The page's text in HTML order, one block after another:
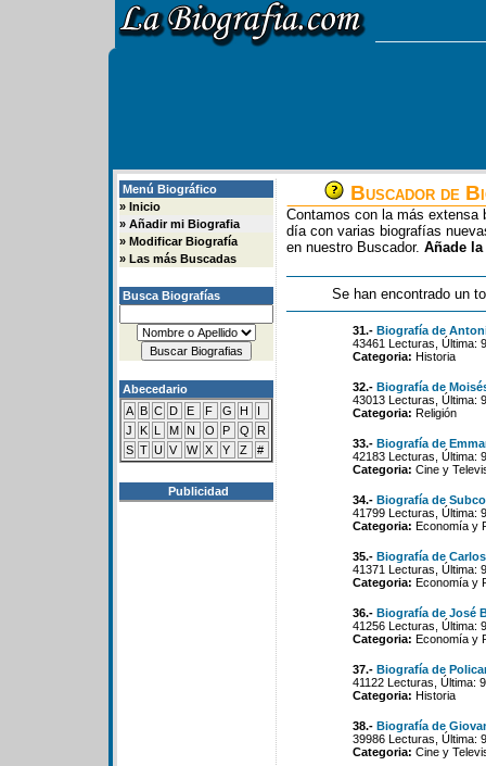
Menú Biográfico
» Inicio
» Añadir mi Biografia
» Modificar Biografía
» Las más Buscadas
Busca Biografías
Abecedario
A B C D E F G H
I
J
K L M N O P Q
R
S T U V W X Y Z #
Publicidad
Buscador de
Contamos con la más extensa
día con varias biografías
en nuestro Buscador. Añade
Se han encontrado un
31.- Biografía de
43461 Lecturas, Última:
Categoria: Historia
32.- Biografía de
43013 Lecturas, Última:
Categoria: Religión
33.- Biografía de
42183 Lecturas, Última:
Categoria: Cine y
34.- Biografía de
41799 Lecturas, Última:
Categoria: Economía y
35.- Biografía de
41371 Lecturas, Última:
Categoria: Economía y
36.- Biografía de José
41256 Lecturas, Última:
Categoria: Economía y
37.- Biografía de
41122 Lecturas, Última:
Categoria: Historia
38.- Biografía de
39986 Lecturas, Última:
Categoria: Cine y